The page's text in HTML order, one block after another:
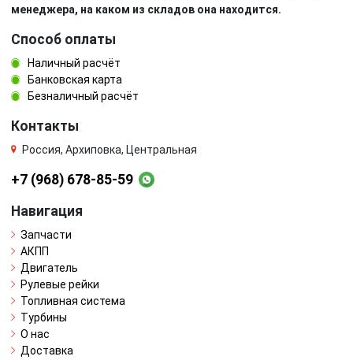
менеджера, на каком из складов она находится.
Способ оплаты
Наличный расчёт
Банковская карта
Безналичный расчёт
Контакты
Россия, Архиповка, Центральная
+7 (968) 678-85-59
Навигация
Запчасти
АКПП
Двигатель
Рулевые рейки
Топливная система
Турбины
О нас
Доставка